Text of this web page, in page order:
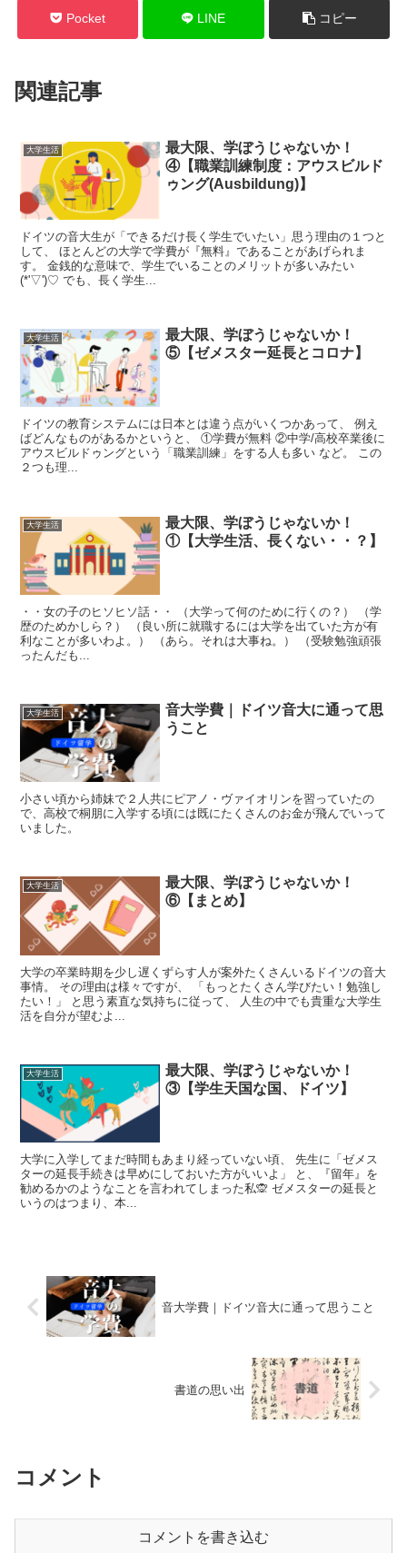
Pocket LINE コピー
関連記事
大学生活
最大限、学ぼうじゃないか！
④【職業訓練制度：アウスビルド
ゥング(Ausbildung)】
ドイツの音大生が「できるだけ長く学生でいたい」思う理由の１つと
して、 ほとんどの大学で学費が『無料』であることがあげられま
す。 金銭的な意味で、学生でいることのメリットが多いみたい
(*'▽')♡ でも、長く学生...
大学生活
最大限、学ぼうじゃないか！
⑤【ゼメスター延長とコロナ】
ドイツの教育システムには日本とは違う点がいくつかあって、 例え
ばどんなものがあるかというと、 ①学費が無料 ②中学/高校卒業後に
アウスビルドゥングという「職業訓練」をする人も多い など。 この
２つも理...
大学生活
最大限、学ぼうじゃないか！
①【大学生活、長くない・・？】
・・女の子のヒソヒソ話・・ （大学って何のために行くの？） （学
歴のためかしら？） （良い所に就職するには大学を出ていた方が有
利なことが多いわよ。） （あら。それは大事ね。） （受験勉強頑張
ったんだも...
大学生活
音大学費｜ドイツ音大に通って思
うこと
小さい頃から姉妹で２人共にピアノ・ヴァイオリンを習っていたの
で、高校で桐朋に入学する頃には既にたくさんのお金が飛んでいって
いました。
大学生活
最大限、学ぼうじゃないか！
⑥【まとめ】
大学の卒業時期を少し遅くずらす人が案外たくさんいるドイツの音大
事情。 その理由は様々ですが、 「もっとたくさん学びたい！勉強し
たい！」 と思う素直な気持ちに従って、 人生の中でも貴重な大学生
活を自分が望むよ...
大学生活
最大限、学ぼうじゃないか！
③【学生天国な国、ドイツ】
大学に入学してまだ時間もあまり経っていない頃、 先生に「ゼメス
ターの延長手続きは早めにしておいた方がいいよ」 と、『留年』を
勧めるかのようなことを言われてしまった私🙊 ゼメスターの延長と
いうのはつまり、本...
音大学費｜ドイツ音大に通って思うこと
書道の思い出
コメント
コメントを書き込む